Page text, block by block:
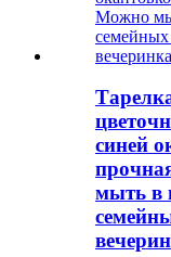
синей
мыть в